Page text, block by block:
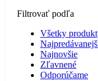
Filtrovať podľa
Všetky
Najnovšie
Zľavnené
Odporúčame